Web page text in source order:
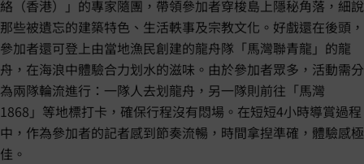
絡（香港）」的專家隨團，帶領參加者穿梭島上隱秘角落，細說
那些被遺忘的建築特色、生活軼事及宗教文化。好戲還在後頭，
參加者還可登上由當地漁民創建的龍舟隊「馬灣聯青龍」的龍
舟，在海浪中體驗合力划水的滋味。由於參加者眾多，活動需分
為兩隊輪流進行：一隊人去划龍舟，另一隊則前往「馬灣
1868」等地標打卡，確保行程沒有悶場。在短短4小時導賞過程
中，作為參加者的記者感到節奏流暢，時間拿揑準確，體驗感極
佳。